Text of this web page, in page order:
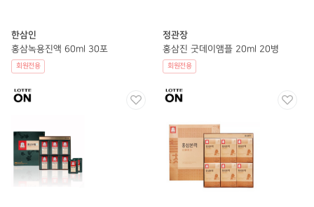
한삼인
홍삼녹용진액 60ml 30포
회원전용
정관장
홍삼진 굿데이앰플 20ml 20병
회원전용